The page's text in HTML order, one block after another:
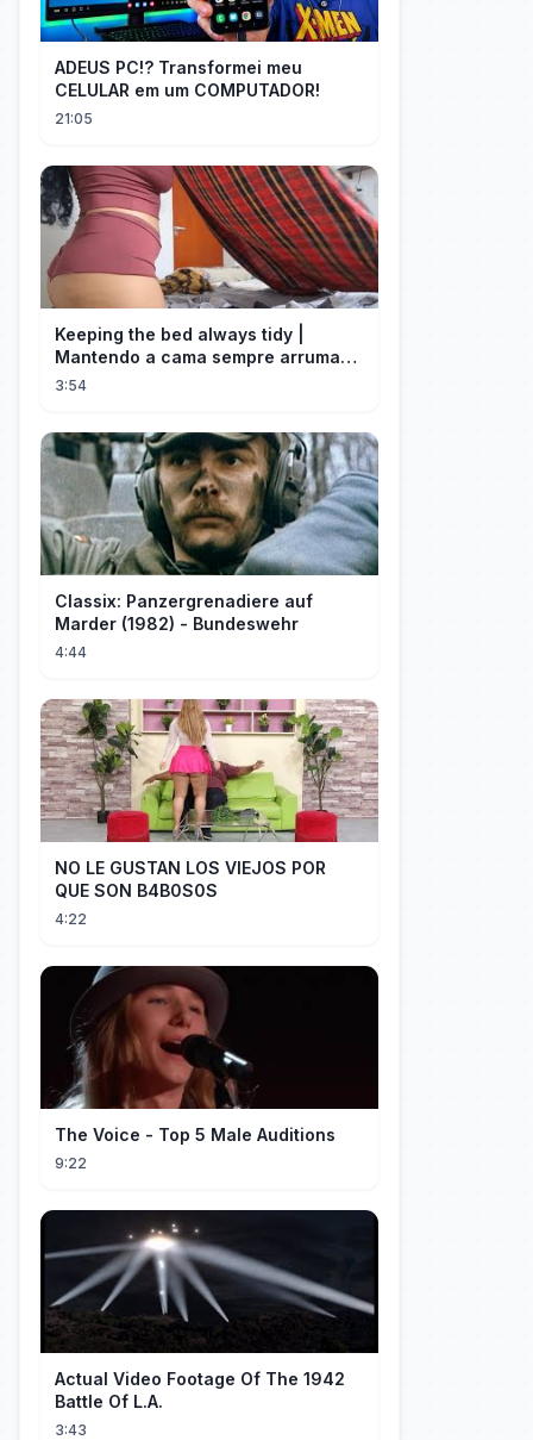
ADEUS PC!? Transformei meu
CELULAR em um COMPUTADOR!
21:05
Keeping the bed always tidy |
Mantendo a cama sempre arrumada
🛌
3:54
Classix: Panzergrenadiere auf
Marder (1982) - Bundeswehr
4:44
NO LE GUSTAN LOS VIEJOS POR
QUE SON B4B0S0S
4:22
The Voice - Top 5 Male Auditions
9:22
Actual Video Footage Of The 1942
Battle Of L.A.
3:43